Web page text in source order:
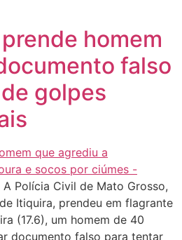
homem
falso
golpes
A Polícia Civil de Mato Grosso,
Itiquira, prendeu em flagrante
(17.6), um homem de 40
documento falso para tentar